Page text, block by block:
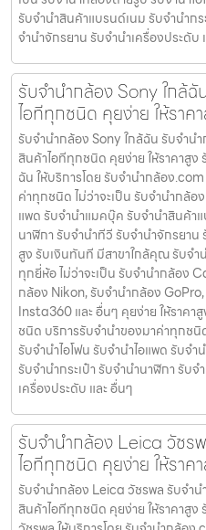
รับจํานําสินค้าแบรนด์เนม รับจํานําก
จํานําจักรยาน รับจํานําเครื่องประดับ
รับจำนำกล้อง Sony ใกล้
ไอทีทุกชนิด คุยง่าย ให้ราค
รับจำนำกล้อง Sony ใกล้ฉัน รับจํานํ
สินค้าไอทีทุกชนิด คุยง่าย ให้ราคาสู
ฉัน ให้บริการโดย รับจํานํากล้อง
ค่าทุกชนิด ไม่ว่าจะเป็น รับจํานํากล้อ
แพด รับจํานําแมคบุ๊ค รับจํานําสินค้าแ
นาฬิกา รับจํานําทีวี รับจํานําจักรยาน
สูง รับเงินทันที มีสาขาใกล้คุณ รับจ
ทุกยี่ห้อ ไม่ว่าจะเป็น รับจำนำกล้อง
กล้อง Nikon, รับจำนำกล้อง
Insta360 และ อื่นๆ คุยง่าย ให้ราค
ชนิด บริการรับจำนำของมาค่าทุกชนิ
รับจํานําไอโฟน รับจํานําไอแพด รับจํ
รับจํานํากระเป๋า รับจํานํานาฬิกา รับ
เครื่องประดับ และ อื่นๆ
รับจำนำกล้อง Leica วัชร
ไอทีทุกชนิด คุยง่าย ให้ราค
รับจำนำกล้อง Leica วัชรพล รับจํา
สินค้าไอทีทุกชนิด คุยง่าย ให้ราคาสู